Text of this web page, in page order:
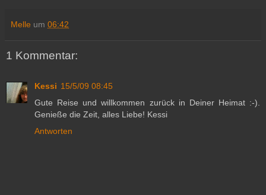
Melle um 06:42
1 Kommentar:
Kessi 15/5/09 08:45
Gute Reise und willkommen zurück in Deiner Heimat :-).
Genieße die Zeit, alles Liebe! Kessi
Antworten